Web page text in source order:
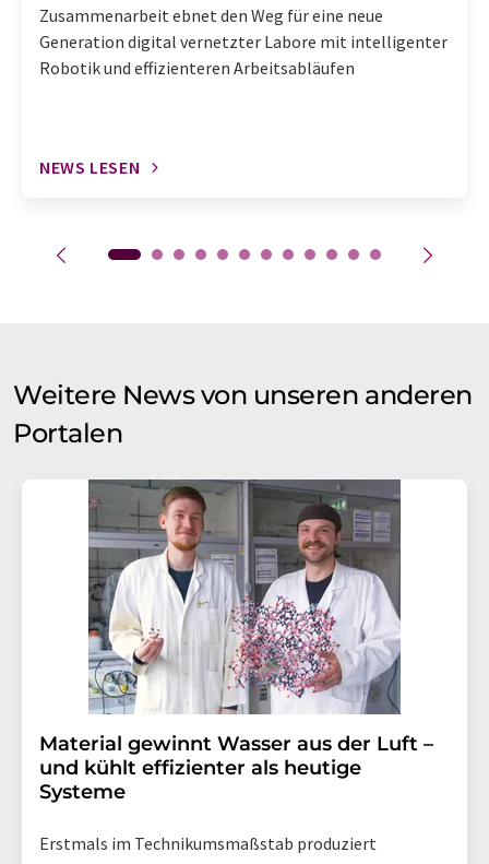
Zusammenarbeit ebnet den Weg für eine neue
Generation digital vernetzter Labore mit intelligenter
Robotik und effizienteren Arbeitsabläufen
NEWS LESEN
Weitere News von unseren anderen
Portalen
Material gewinnt Wasser aus der Luft –
und kühlt effizienter als heutige
Systeme
Erstmals im Technikumsmaßstab produziert